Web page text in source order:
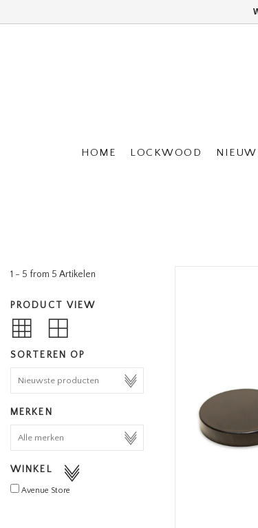
HOME LOCKWOOD NIEUW
1 - 5 from 5 Artikelen
PRODUCT VIEW
SORTEREN OP
MERKEN
WINKEL
Avenue Store